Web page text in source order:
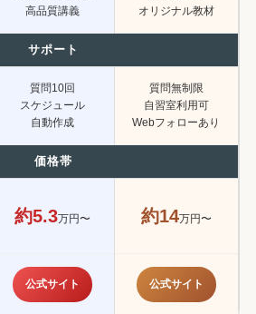
高品質講義
オリジナル教材
サポート
質問10回
スケジュール
自動作成
質問無制限
自習室利用可
Webフォローあり
価格帯
約5.3万円〜 約14万円〜
公式サイト 公式サイト